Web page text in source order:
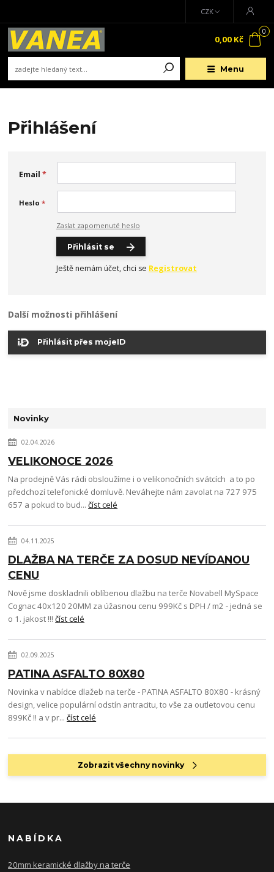
Menu
CZK
0
0,00 Kč
Novinky
02.04.2026
VELIKONOCE 2026
Na prodejně Vás rádi obsloužíme i o velikonočních svátcích a to po
předchozí telefonické domluvě. Neváhejte nám zavolat na 727 975
657 a pokud to bud...číst celé
04.11.2025
DLAŽBA NA TERČE ZA DOSUD NEVÍDANOU
CENU
Nově jsme doskladnili oblíbenou dlažbu na terče Novabell MySpace
Cognac 40x120 20MM za úžasnou cenu 999Kč s DPH / m2 - jedná se
o 1. jakost !!!číst celé
02.09.2025
PATINA ASFALTO 80X80
Novinka v nabídce dlažeb na terče - PATINA ASFALTO 80X80 - krásný
design, velice populární odstín antracitu, to vše za outletovou cenu
899Kč !! a v pr...číst celé
Zobrazit všechny novinky
Přihlášení
Email *
Heslo *
Zaslat zapomenuté heslo
Přihlásit se
Ještě nemám účet, chci se Registrovat
Další možnosti přihlášení
Přihlásit přes mojeID
NABÍDKA
20mm keramické dlažby na terče